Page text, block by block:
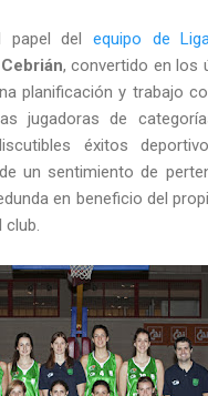
papel del equipo de
, convertido en los
planificación y trabajo
jugadoras de
éxitos
un sentimiento de
en beneficio del